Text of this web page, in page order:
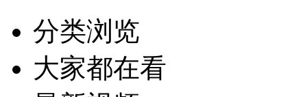
分类浏览
大家都在看